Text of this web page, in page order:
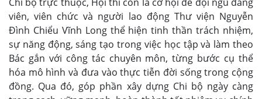
viên, viên chức và người lao động Thư viện Nguyễn
Đình Chiểu Vĩnh Long thể hiện tinh thần trách nhiệm,
sự năng động, sáng tạo trong việc học tập và làm theo
Bác gắn với công tác chuyên môn, từng bước cụ thể
hóa mô hình và đưa vào thực tiễn đời sống trong cộng
đồng. Qua đó, góp phần xây dựng Chi bộ ngày càng